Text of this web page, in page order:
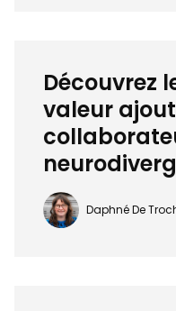
Découvrez
valeur
Daphné De